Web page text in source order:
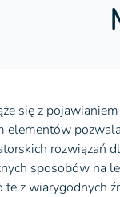
się z
rozwiązań
sposobów na
z wiarygodnych